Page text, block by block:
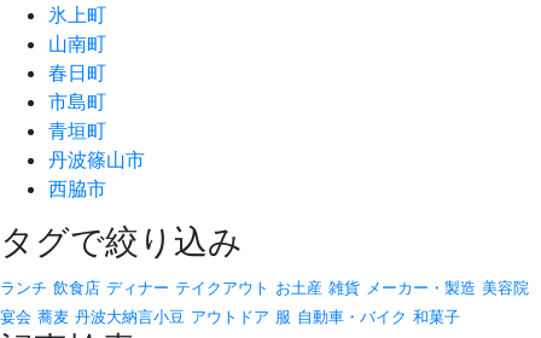
氷上町
山南町
春日町
市島町
青垣町
丹波篠山市
西脇市
タグで絞り込み
ランチ 飲食店 ディナー テイクアウト お土産 雑貨 メーカー・製造 美容院
宴会 蕎麦 丹波大納言小豆 アウトドア 服 自動車・バイク 和菓子